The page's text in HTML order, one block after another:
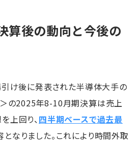
算後の動向と今後の
け後に発表された半導体大手の
の2025年8-10月期決算は売上
上回り、四半期ベースで過去最
なりました。これにより時間外取